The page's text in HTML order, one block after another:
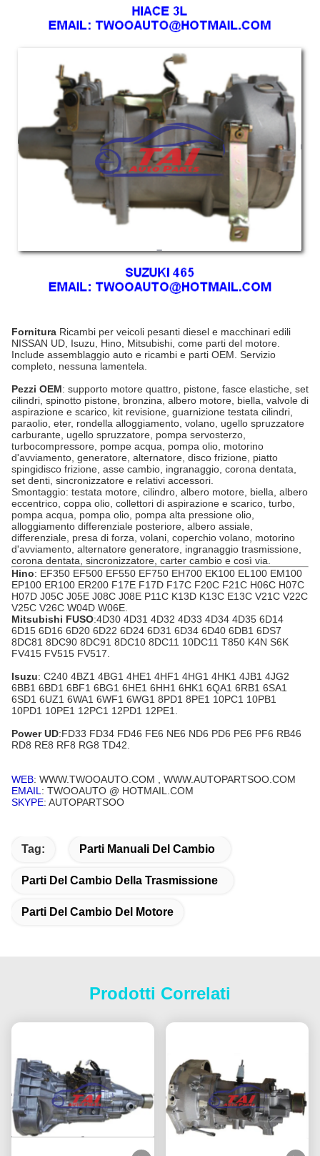
Fornitura Ricambi per veicoli pesanti diesel e macchinari edili
NISSAN UD, Isuzu, Hino, Mitsubishi, come parti del motore.
Include assemblaggio auto e ricambi e parti OEM. Servizio
completo, nessuna lamentela.
Pezzi OEM: supporto motore quattro, pistone, fasce elastiche, set
cilindri, spinotto pistone, bronzina, albero motore, biella, valvole di
aspirazione e scarico, kit revisione, guarnizione testata cilindri,
paraolio, eter, rondella alloggiamento, volano, ugello spruzzatore
carburante, ugello spruzzatore, pompa servosterzo,
turbocompressore, pompe acqua, pompa olio, motorino
d'avviamento, generatore, alternatore, disco frizione, piatto
spingidisco frizione, asse cambio, ingranaggio, corona dentata,
set denti, sincronizzatore e relativi accessori.
Smontaggio: testata motore, cilindro, albero motore, biella, albero
eccentrico, coppa olio, collettori di aspirazione e scarico, turbo,
pompa acqua, pompa olio, pompa alta pressione olio,
alloggiamento differenziale posteriore, albero assiale,
differenziale, presa di forza, volani, coperchio volano, motorino
d'avviamento, alternatore generatore, ingranaggio trasmissione,
corona dentata, sincronizzatore, carter cambio e così via.
Hino: EF350 EF500 EF550 EF750 EH700 EK100 EL100 EM100
EP100 ER100 ER200 F17E F17D F17C F20C F21C H06C H07C
H07D J05C J05E J08C J08E P11C K13D K13C E13C V21C V22C
V25C V26C W04D W06E.
Mitsubishi FUSO:4D30 4D31 4D32 4D33 4D34 4D35 6D14
6D15 6D16 6D20 6D22 6D24 6D31 6D34 6D40 6DB1 6DS7
8DC81 8DC90 8DC91 8DC10 8DC11 10DC11 T850 K4N S6K
FV415 FV515 FV517.
Isuzu: C240 4BZ1 4BG1 4HE1 4HF1 4HG1 4HK1 4JB1 4JG2
6BB1 6BD1 6BF1 6BG1 6HE1 6HH1 6HK1 6QA1 6RB1 6SA1
6SD1 6UZ1 6WA1 6WF1 6WG1 8PD1 8PE1 10PC1 10PB1
10PD1 10PE1 12PC1 12PD1 12PE1.
Power UD:FD33 FD34 FD46 FE6 NE6 ND6 PD6 PE6 PF6 RB46
RD8 RE8 RF8 RG8 TD42.
WEB: WWW.TWOOAUTO.COM , WWW.AUTOPARTSOO.COM
EMAIL : TWOOAUTO @ HOTMAIL.COM
SKYPE: AUTOPARTSOO
Tag: Parti Manuali Del Cambio
Parti Del Cambio Della Trasmissione
Parti Del Cambio Del Motore
Prodotti Correlati